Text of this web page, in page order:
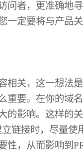
问者，更准确地
一定要将与产品
相关，这一想法
重要。在你的域
的影响。这样的
链接时，尽量使
性，从而影响到